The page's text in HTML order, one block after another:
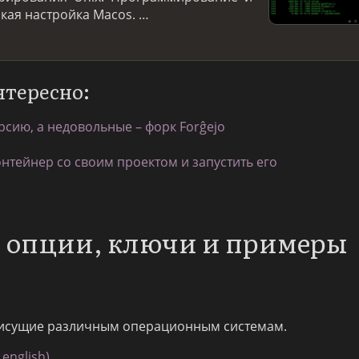
настройка Macos. …
а недовольные – форк Forĝejo
со своим проектом и запустить его
опции, ключи и примеры
различным операционным системам.